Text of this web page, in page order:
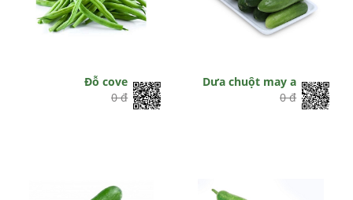
Đỗ cove
0 đ
Dưa chuột may a
0 đ